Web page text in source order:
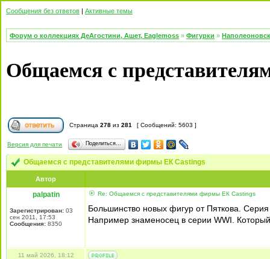
Сообщения без ответов | Активные темы
Форум о коллекциях ДеАгостини, Ашет, Eaglemoss » Фигурки »
Общаемся с
Страница 278 из 281 [ Сообщений: 5603 ]
Версия для печати Поделиться…
Общаемся с представителями фирмы EК Castings
Автор
palpatin
Зарегистрирован: 03
сен 2011, 17:53
Сообщения: 8350
Re: Общаемся с представителями фирмы EК Castings
Большинство новых фигур от Пяткова.
Например знаменосец в серии WWI.
11 май 2026, 18:12